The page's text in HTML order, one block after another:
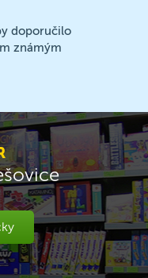
doporučilo
známým